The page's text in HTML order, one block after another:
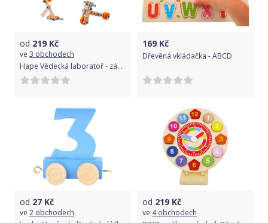
od 219 Kč
ve 3 obchodech
Hape Vědecká laboratoř - základní sada, 42 ks
169 Kč
Dřevěná vkládačka - ABCD
od 27 Kč
ve 2 obchodech
od 219 Kč
ve 4 obchodech